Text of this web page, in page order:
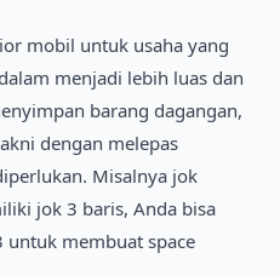
mobil untuk usaha yang
menjadi lebih luas dan
barang dagangan,
dengan melepas
Misalnya jok
jok 3 baris, Anda bisa
untuk membuat space